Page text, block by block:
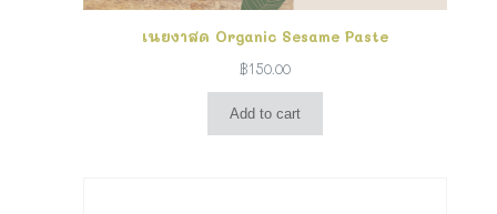
เนยงาสด Organic Sesame Paste
฿150.00
Add to cart